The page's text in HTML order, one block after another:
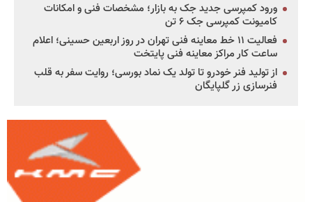
ورود کمپرسی جدید جک به بازار؛ مشخصات فنی و امکانات
کامیونت کمپرسی جک ۶ تن
فعالیت ۱۱ خط معاینه فنی تهران در روز اربعین حسینی؛ اعلام
ساعت کار مراکز معاینه فنی پایتخت
از تولید فنر خودرو تا تولد یک نماد بورسی؛ روایت سفر به قلب
فنرسازی زر گلپایگان